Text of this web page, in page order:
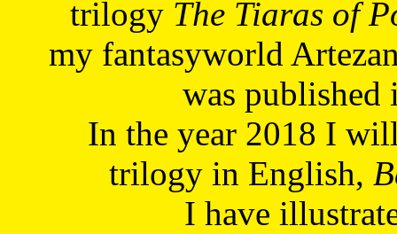
trilogy The Tiaras of
my fantasyworld
was published
In the year 2018 I
trilogy in English,
I have